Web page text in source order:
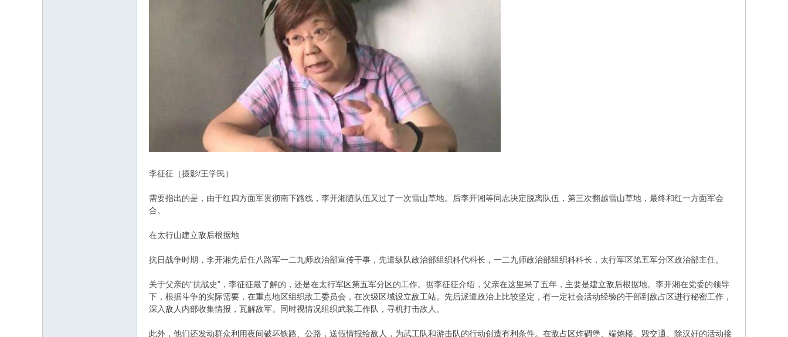
李征征（摄影/王学民）
需要指出的是，由于红四方面军贯彻南下路线，李开湘随队伍又过了一次雪山草地。后李开湘等同志决定脱离队伍，第三次翻越雪山草地，最终和红一方面军会
合。
在太行山建立敌后根据地
抗日战争时期，李开湘先后任八路军一二九师政治部宣传干事，先遣纵队政治部组织科代科长，一二九师政治部组织科科长，太行军区第五军分区政治部主任。
关于父亲的“抗战史”，李征征最了解的，还是在太行军区第五军分区的工作。据李征征介绍，父亲在这里呆了五年，主要是建立敌后根据地。李开湘在党委的领导
下，根据斗争的实际需要，在重点地区组织敌工委员会，在次级区域设立敌工站。先后派遣政治上比较坚定，有一定社会活动经验的干部到敌占区进行秘密工作，
深入敌人内部收集情报，瓦解敌军。同时视情况组织武装工作队，寻机打击敌人。
此外，他们还发动群众利用夜间破坏铁路、公路，送假情报给敌人，为武工队和游击队的行动创造有利条件。在敌占区炸碉堡、端炮楼、毁交通、除汉奸的活动接